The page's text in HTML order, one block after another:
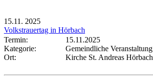
15.11. 2025
Volkstrauertag in Hörbach
Termin:
15.11.2025
Kategorie:
Gemeindliche Veranstaltung
Ort:
Kirche St. Andreas Hörbach